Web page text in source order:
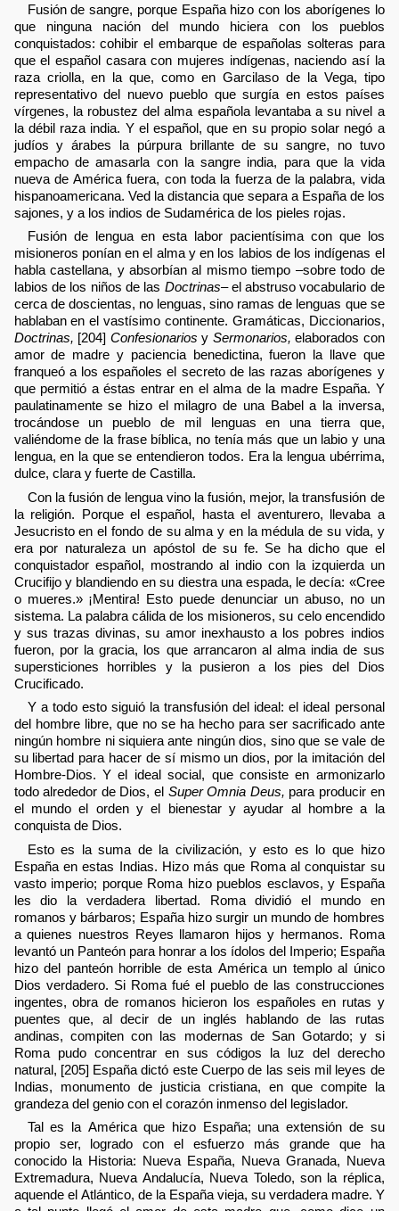
Fusión de sangre, porque España hizo con los aborígenes lo
que ninguna nación del mundo hiciera con los pueblos
conquistados: cohibir el embarque de españolas solteras para
que el español casara con mujeres indígenas, naciendo así la
raza criolla, en la que, como en Garcilaso de la Vega, tipo
representativo del nuevo pueblo que surgía en estos países
vírgenes, la robustez del alma española levantaba a su nivel a
la débil raza india. Y el español, que en su propio solar negó a
judíos y árabes la púrpura brillante de su sangre, no tuvo
empacho de amasarla con la sangre india, para que la vida
nueva de América fuera, con toda la fuerza de la palabra, vida
hispanoamericana. Ved la distancia que separa a España de los
sajones, y a los indios de Sudamérica de los pieles rojas.
Fusión de lengua en esta labor pacientísima con que los
misioneros ponían en el alma y en los labios de los indígenas el
habla castellana, y absorbían al mismo tiempo –sobre todo de
labios de los niños de las Doctrinas–el abstruso vocabulario de
cerca de doscientas, no lenguas, sino ramas de lenguas que se
hablaban en el vastísimo continente. Gramáticas, Diccionarios,
Doctrinas, [204] Confesionarios y Sermonarios, elaborados con
amor de madre y paciencia benedictina, fueron la llave que
franqueó a los españoles el secreto de las razas aborígenes y
que permitió a éstas entrar en el alma de la madre España. Y
paulatinamente se hizo el milagro de una Babel a la inversa,
trocándose un pueblo de mil lenguas en una tierra que,
valiéndome de la frase bíblica, no tenía más que un labio y una
lengua, en la que se entendieron todos. Era la lengua ubérrima,
dulce, clara y fuerte de Castilla.
Con la fusión de lengua vino la fusión, mejor, la transfusión de
la religión. Porque el español, hasta el aventurero, llevaba a
Jesucristo en el fondo de su alma y en la médula de su vida, y
era por naturaleza un apóstol de su fe. Se ha dicho que el
conquistador español, mostrando al indio con la izquierda un
Crucifijo y blandiendo en su diestra una espada, le decía: «Cree
o mueres.» ¡Mentira! Esto puede denunciar un abuso, no un
sistema. La palabra cálida de los misioneros, su celo encendido
y sus trazas divinas, su amor inexhausto a los pobres indios
fueron, por la gracia, los que arrancaron al alma india de sus
supersticiones horribles y la pusieron a los pies del Dios
Crucificado.
Y a todo esto siguió la transfusión del ideal: el ideal personal
del hombre libre, que no se ha hecho para ser sacrificado ante
ningún hombre ni siquiera ante ningún dios, sino que se vale de
su libertad para hacer de sí mismo un dios, por la imitación del
Hombre-Dios. Y el ideal social, que consiste en armonizarlo
todo alrededor de Dios, el Super Omnia Deus, para producir en
el mundo el orden y el bienestar y ayudar al hombre a la
conquista de Dios.
Esto es la suma de la civilización, y esto es lo que hizo
España en estas Indias. Hizo más que Roma al conquistar su
vasto imperio; porque Roma hizo pueblos esclavos, y España
les dio la verdadera libertad. Roma dividió el mundo en
romanos y bárbaros; España hizo surgir un mundo de hombres
a quienes nuestros Reyes llamaron hijos y hermanos. Roma
levantó un Panteón para honrar a los ídolos del Imperio; España
hizo del panteón horrible de esta América un templo al único
Dios verdadero. Si Roma fué el pueblo de las construcciones
ingentes, obra de romanos hicieron los españoles en rutas y
puentes que, al decir de un inglés hablando de las rutas
andinas, compiten con las modernas de San Gotardo; y si
Roma pudo concentrar en sus códigos la luz del derecho
natural, [205] España dictó este Cuerpo de las seis mil leyes de
Indias, monumento de justicia cristiana, en que compite la
grandeza del genio con el corazón inmenso del legislador.
Tal es la América que hizo España; una extensión de su
propio ser, logrado con el esfuerzo más grande que ha
conocido la Historia: Nueva España, Nueva Granada, Nueva
Extremadura, Nueva Andalucía, Nueva Toledo, son la réplica,
aquende el Atlántico, de la España vieja, su verdadera madre. Y